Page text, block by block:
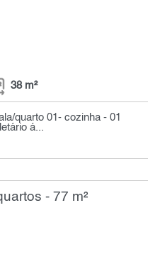
38 m²
quarto 01- cozinha - 01
á...
- 77 m²